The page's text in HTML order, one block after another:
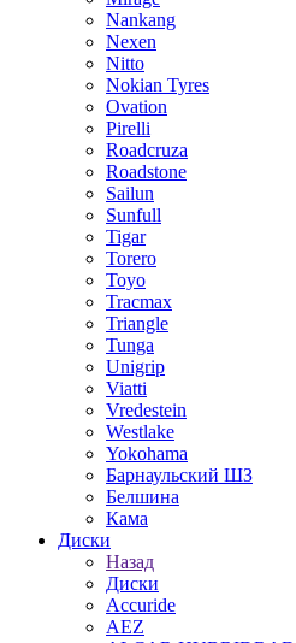
Nankang
Nexen
Nitto
Nokian Tyres
Ovation
Pirelli
Roadcruza
Roadstone
Sailun
Sunfull
Tigar
Torero
Toyo
Tracmax
Triangle
Tunga
Unigrip
Viatti
Vredestein
Westlake
Yokohama
Барнаульский ШЗ
Белшина
Кама
Диски
Назад
Диски
Accuride
AEZ